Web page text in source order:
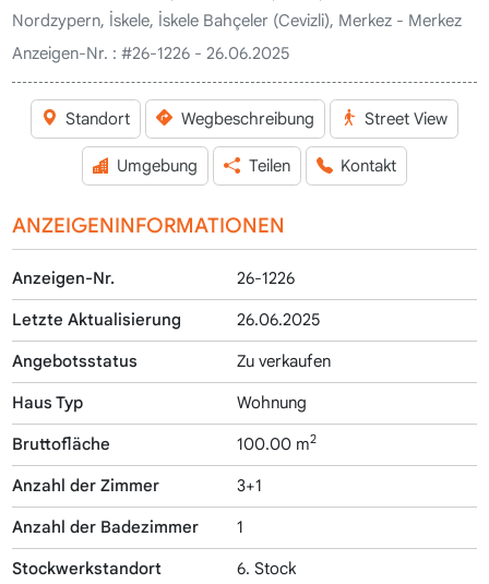
Nordzypern, İskele, İskele Bahçeler (Cevizli), Merkez - Merkez
Anzeigen-Nr. : #26-1226 - 26.06.2025
Standort Wegbeschreibung Street View
Umgebung Teilen Kontakt
ANZEIGENINFORMATIONEN
Anzeigen-Nr. 26-1226
Letzte Aktualisierung 26.06.2025
Angebotsstatus Zu verkaufen
Haus Typ Wohnung
Bruttofläche 100.00 m2
Anzahl der Zimmer 3+1
Anzahl der Badezimmer 1
Stockwerkstandort 6. Stock